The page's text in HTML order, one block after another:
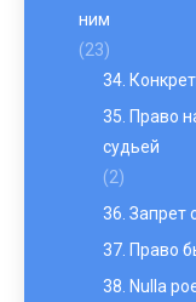
ним
(23)
34.
35. Право
судьей
(2)
36. Запрет
37. Право
38. Nulla